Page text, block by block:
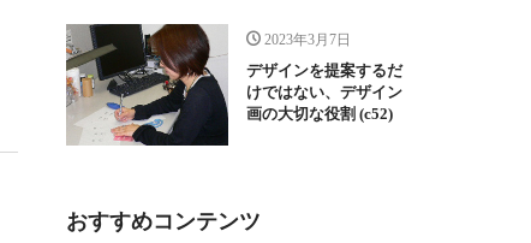
2023年3月7日
デザインを提案するだ
けではない、デザイン
画の大切な役割 (c52)
おすすめコンテンツ